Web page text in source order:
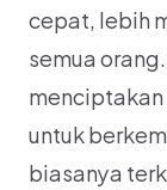
cepat, lebih
semua
untuk
biasanya